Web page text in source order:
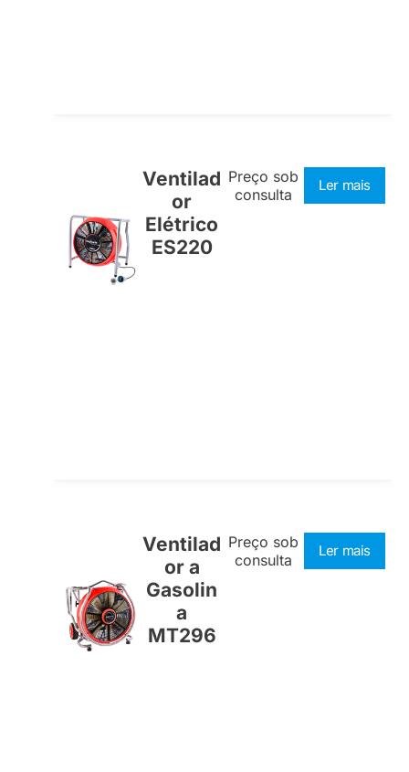
Ventilad
or
Elétrico
ES220
Preço sob
consulta
Ler mais
Ventilad
or a
Gasolin
a
MT296
Preço sob
consulta
Ler mais